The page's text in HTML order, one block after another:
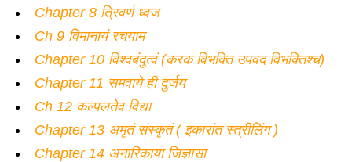
Chapter 8 त्रिवर्ण ध्वज
Ch 9 विमानायं रचयाम
Chapter 10 विश्वबंदुत्वं (करक विभक्ति उपवद विभक्तिश्च)
Chapter 11 समवाये ही दुर्जय
Ch 12 कल्पलतेव विद्या
Chapter 13 अमृतं संस्कृतं ( इकारांत स्त्रीलिंग )
Chapter 14 अनारिकाया जिज्ञासा